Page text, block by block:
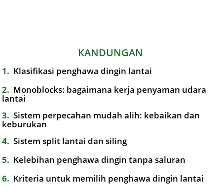
KANDUNGAN
1
Klasifikasi penghawa dingin lantai
2
Monoblocks: bagaimana kerja penyaman udara
lantai
3
Sistem perpecahan mudah alih: kebaikan dan
keburukan
4 Sistem split lantai dan siling
5
Kelebihan penghawa dingin tanpa saluran
6
Kriteria untuk memilih penghawa dingin lantai